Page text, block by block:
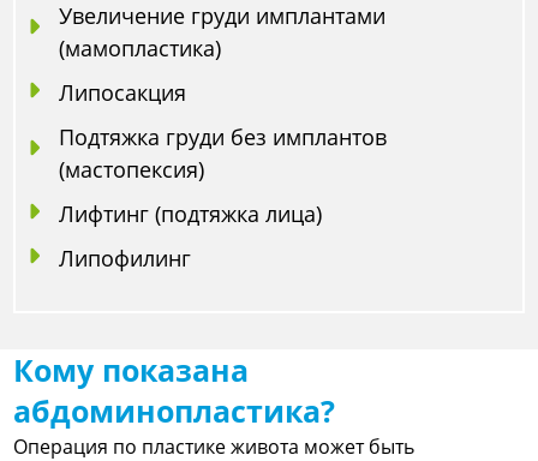
Увеличение груди имплантами
(мамопластика)
Липосакция
Подтяжка груди без имплантов
(мастопексия)
Лифтинг (подтяжка лица)
Липофилинг
Кому показана
абдоминопластика?
Операция по пластике живота может быть